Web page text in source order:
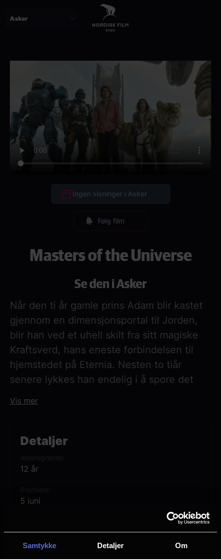
Samtykke Detaljer Om
Detaljer
12 år
5 juni
2 timer 20 min
Ingen visninger i Asker
Følg film
Masters of the Universe
Se den i Asker
Når den ti år gamle prins Adam blir kastet
gjennom en dimensjonsportal til Jorden,
blir han ved et uhell skilt fra sitt magiske
Kraftsverd, hans eneste forbindelsen til
hjemstedet på Eternia. Nesten to tiår
senere lykkes han endelig i å spore det
For å beseire en så mektig fiende må prins
sin egen fortid – og tre frem som He-Man:
MASTERS OF THE UNIVERSE er regissert
av Travis Knight, og har Nicholas Galitzine,
Camila Mendes, Idris Elba og Jared Leto i
Vis mer